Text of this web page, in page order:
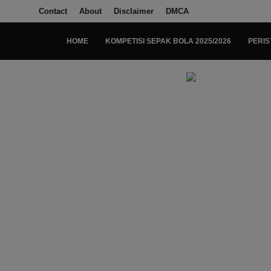
Contact About Disclaimer DMCA
HOME KOMPETISI SEPAK BOLA 2025/2026